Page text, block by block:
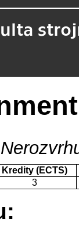
Kredity (ECTS)
3